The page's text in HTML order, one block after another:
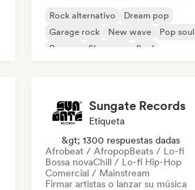
Rock alternativo
Dream pop
Garage rock
New wave
Pop soul
Reggae
Shoegaze Soul
Sungate Records
Etiqueta
&gt; 1300 respuestas dadas
Afrobeat / AfropopBeats / Lo-fi
Bossa novaChill / Lo-fi Hip-Hop
Comercial / Mainstream
Firmar artistas o lanzar su música